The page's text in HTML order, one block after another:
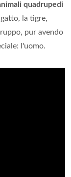
quadrupedi
la tigre,
pur avendo
l'uomo.